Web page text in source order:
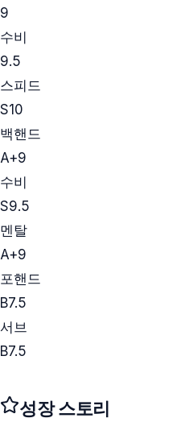
9
수비
9.5
스피드
S10
백핸드
A+9
수비
S9.5
멘탈
A+9
포핸드
B7.5
서브
B7.5
성장 스토리